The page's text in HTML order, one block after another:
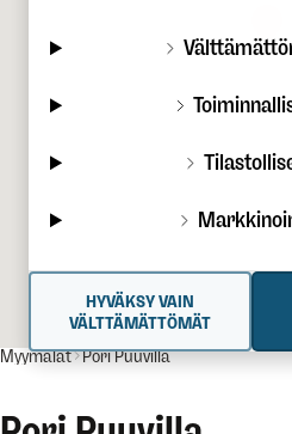
Myymälät Pori Puuvilla
HYVÄKSY VAIN
VÄLTTÄMÄTTÖMÄT